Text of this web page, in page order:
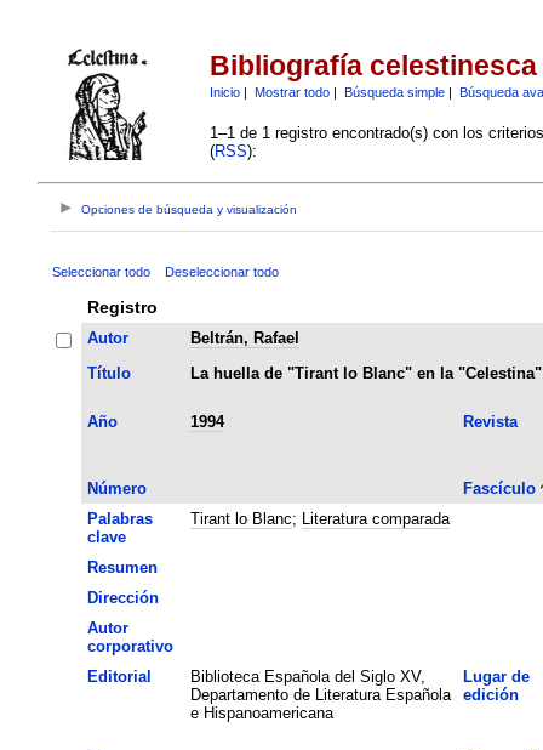
Bibliografía celestinesca
Inicio| Mostrar todo| Búsqueda simple| Búsqueda
1–1 de 1 registro encontrado(s) con los
(RSS):
Opciones de búsqueda y visualización
Seleccionar todo Deseleccionar todo
Registro
Autor
Beltrán, Rafael
Título
La huella de "Tirant lo Blanc" en la "Celestina"
Año 1994 Revista
Número
Fascículo
Palabras
clave
Tirant lo Blanc; Literatura comparada
Resumen
Dirección
Autor
corporativo
Editorial
Biblioteca Española del Siglo XV,
Departamento de Literatura Española
e Hispanoamericana
Lugar de
edición